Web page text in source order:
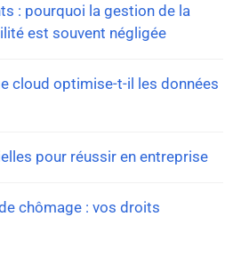
: pourquoi la gestion de la
est souvent négligée
cloud optimise-t-il les données
pour réussir en entreprise
chômage : vos droits